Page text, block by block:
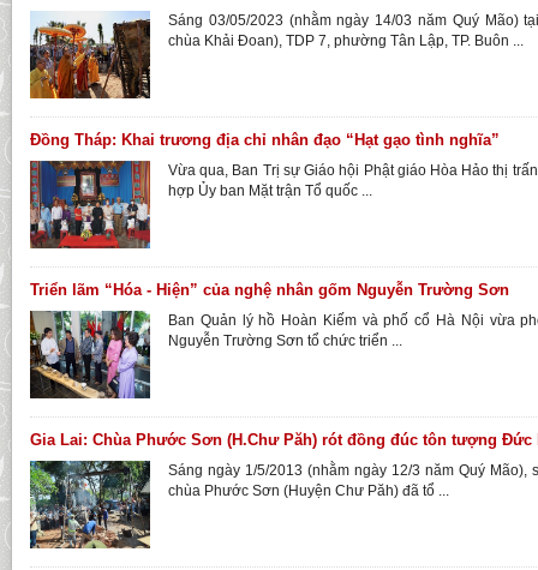
Sáng 03/05/2023 (nhằm ngày 14/03 năm Quý Mão)
chùa Khải Đoan), TDP 7, phường Tân Lập, TP. Buôn ...
Đồng Tháp: Khai trương địa chỉ nhân đạo “Hạt gạo tình nghĩa”
Vừa qua, Ban Trị sự Giáo hội Phật giáo Hòa Hảo thị
hợp Ủy ban Mặt trận Tổ quốc ...
Triển lãm “Hóa - Hiện” của nghệ nhân gốm Nguyễn Trường Sơn
Ban Quản lý hồ Hoàn Kiếm và phố cổ Hà Nội vừa
Nguyễn Trường Sơn tổ chức triển ...
Gia Lai: Chùa Phước Sơn (H.Chư Păh) rót đồng đúc tôn tượng Đức
Sáng ngày 1/5/2013 (nhằm ngày 12/3 năm Quý Mão),
chùa Phước Sơn (Huyện Chư Păh) đã tổ ...